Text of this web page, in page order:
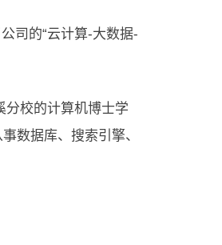
司的“云计算-大数据-
分校的计算机博士学
数据库、搜索引擎、